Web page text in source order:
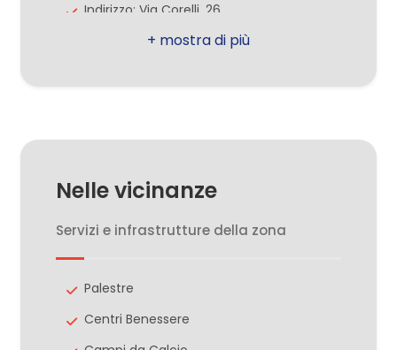
Indirizzo: Via Corelli, 26
CAP: 20812
Bagni: 1
Locali: 2
Piano: Su due livelli
Piani totali: 3
Nelle vicinanze
Servizi e infrastrutture della zona
Palestre
Centri Benessere
opzioni
multiscelta